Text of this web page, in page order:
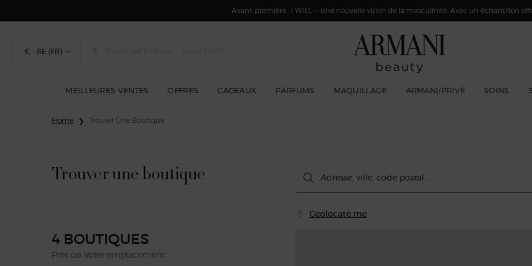
Avant-première : I WILL — une nouvelle vision de la masculinité. Avec un échantillon
€ - BE (FR) Trouver une boutique Service Client
MEILLEURES VENTES OFFRES CADEAUX PARFUMS MAQUILLAGE ARMANI/PRIVÉ SOINS
Home
Trouver Une Boutique
Trouver une boutique Adresse, ville, code postal...
Geolocate me
4 BOUTIQUES
Près de Votre emplacement